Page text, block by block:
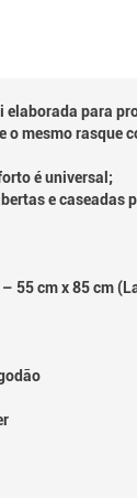
elaborada para
o mesmo rasque
é universal;
e caseadas
55 cm x 85 cm